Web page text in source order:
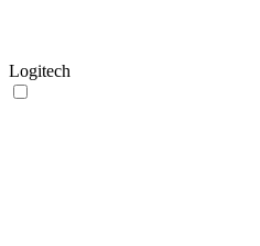
Logitech